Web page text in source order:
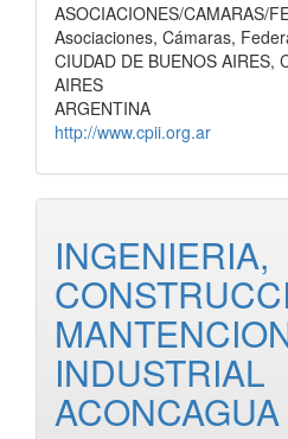
ASOCIACIONES/CAMARAS/
Asociaciones, Cámaras,
CIUDAD DE BUENOS AIRES,
AIRES
ARGENTINA
http://www.cpii.org.ar
INGENIERIA,
INDUSTRIAL
ACONCAGUA